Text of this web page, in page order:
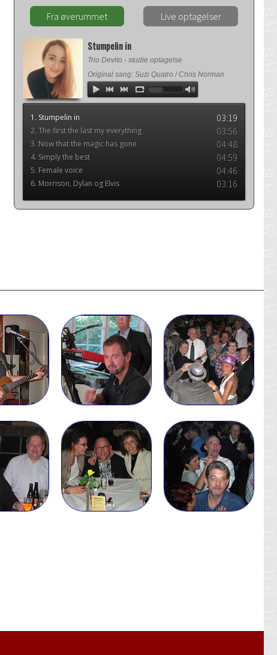
Fra øverummet Live optagelser
Stumpelin in
Trio Devito - studie optagelse
Original sang: Suzi Quatro / Chris Norman
1. Stumpelin in 03:19
2. The first the last my everything 03:56
3. Now that the magic has gone 04:48
4. Simply the best 04:59
5. Female voice 04:46
6. Morrison, Dylan og Elvis 03:16